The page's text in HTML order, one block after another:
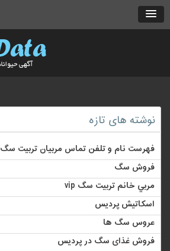
نوشته های تازه
فهرست نام و تلفن تماس مربیان تربیت سگ
فروش سگ
مربي خانم تربيت سگ vip
اسکاتیش پردیس
عروس سگ ها
فروش غذای سگ در پردیس